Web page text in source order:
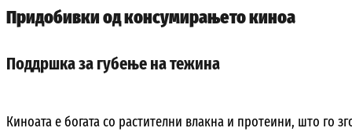
Придобивки од консумирањето киноа
Поддршка за губење на тежина
Киноата е богата со растителни влакна и протеини, што го